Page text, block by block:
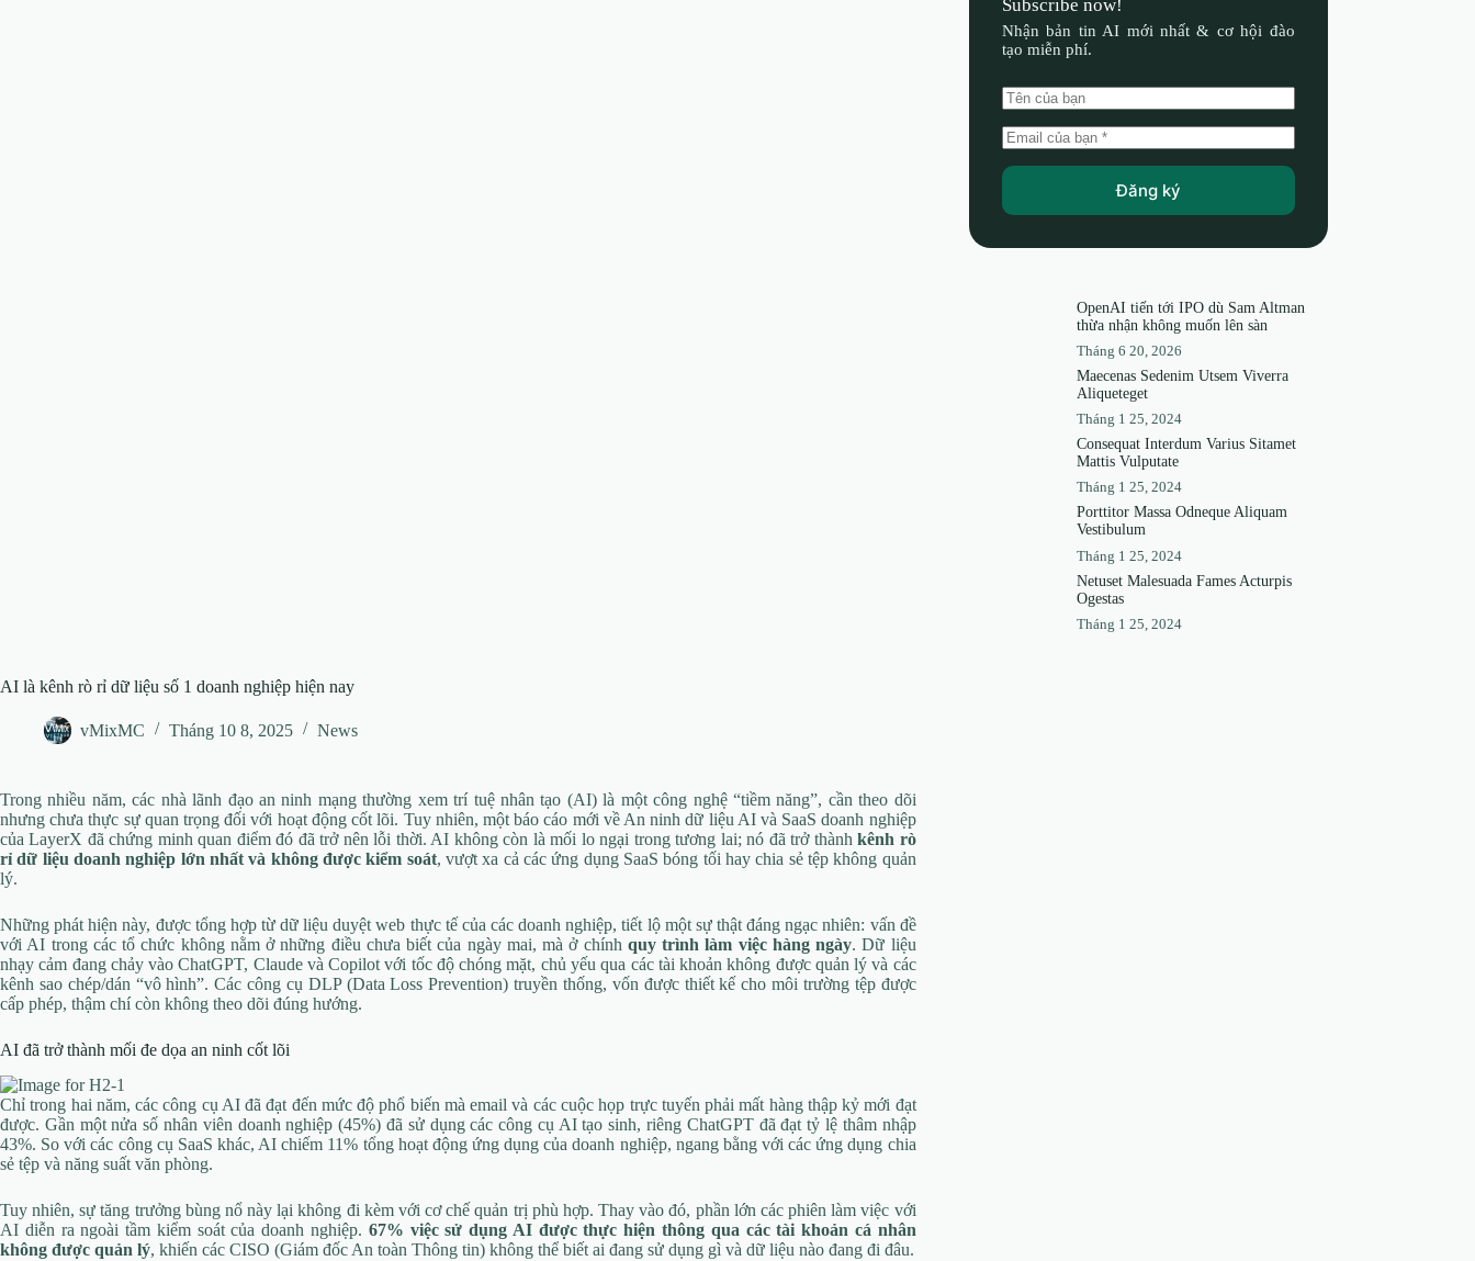
AI là kênh rò rỉ dữ liệu số 1 doanh nghiệp hiện nay
vMixMC Tháng 10 8, 2025 News
Trong nhiều năm, các nhà lãnh đạo an ninh mạng thường xem trí tuệ nhân tạo (AI) là một công nghệ “tiềm năng”, cần theo dõi
nhưng chưa thực sự quan trọng đối với hoạt động cốt lõi. Tuy nhiên, một báo cáo mới về An ninh dữ liệu AI và SaaS doanh nghiệp
của LayerX đã chứng minh quan điểm đó đã trở nên lỗi thời. AI không còn là mối lo ngại trong tương lai; nó đã trở thànhkênh rò
rỉ dữ liệu doanh nghiệp lớn nhất và không được kiểm soát, vượt xa cả các ứng dụng SaaS bóng tối hay chia sẻ tệp không quản
lý.
Những phát hiện này, được tổng hợp từ dữ liệu duyệt web thực tế của các doanh nghiệp, tiết lộ một sự thật đáng ngạc nhiên: vấn đề
với AI trong các tổ chức không nằm ở những điều chưa biết của ngày mai, mà ở chính quy trình làm việc hàng ngày. Dữ liệu
nhạy cảm đang chảy vào ChatGPT, Claude và Copilot với tốc độ chóng mặt, chủ yếu qua các tài khoản không được quản lý và các
kênh sao chép/dán “vô hình”. Các công cụ DLP (Data Loss Prevention) truyền thống, vốn được thiết kế cho môi trường tệp được
cấp phép, thậm chí còn không theo dõi đúng hướng.
AI đã trở thành mối đe dọa an ninh cốt lõi
Chỉ trong hai năm, các công cụ AI đã đạt đến mức độ phổ biến mà email và các cuộc họp trực tuyến phải mất hàng thập kỷ mới đạt
được. Gần một nửa số nhân viên doanh nghiệp (45%) đã sử dụng các công cụ AI tạo sinh, riêng ChatGPT đã đạt tỷ lệ thâm nhập
43%. So với các công cụ SaaS khác, AI chiếm 11% tổng hoạt động ứng dụng của doanh nghiệp, ngang bằng với các ứng dụng chia
sẻ tệp và năng suất văn phòng.
Tuy nhiên, sự tăng trưởng bùng nổ này lại không đi kèm với cơ chế quản trị phù hợp. Thay vào đó, phần lớn các phiên làm việc với
AI diễn ra ngoài tầm kiểm soát của doanh nghiệp. 67% việc sử dụng AI được thực hiện thông qua các tài khoản cá nhân
không được quản lý, khiến các CISO (Giám đốc An toàn Thông tin) không thể biết ai đang sử dụng gì và dữ liệu nào đang đi đâu.
Subscribe now!
Nhận bản tin AI mới nhất & cơ hội đào
tạo miễn phí.
Đăng ký
OpenAI tiến tới IPO dù Sam Altman
thừa nhận không muốn lên sàn
Tháng 6 20, 2026
Maecenas Sedenim Utsem Viverra
Aliqueteget
Tháng 1 25, 2024
Consequat Interdum Varius Sitamet
Mattis Vulputate
Tháng 1 25, 2024
Porttitor Massa Odneque Aliquam
Vestibulum
Tháng 1 25, 2024
Netuset Malesuada Fames Acturpis
Ogestas
Tháng 1 25, 2024